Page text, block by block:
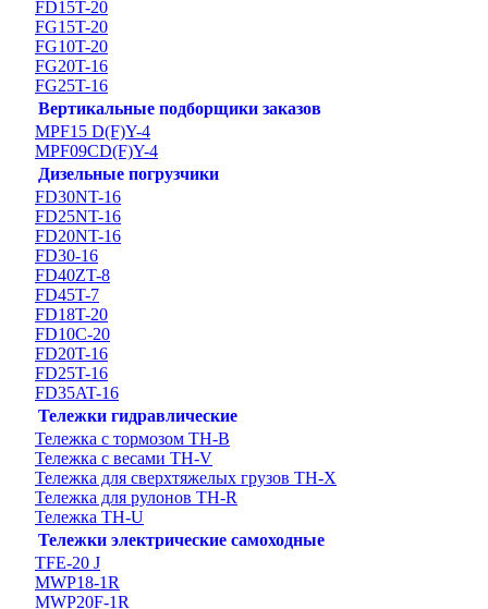
FD15T-20
FG15T-20
FG10T-20
FG20T-16
FG25T-16
Вертикальные подборщики заказов
MPF15 D(F)Y-4
MPF09CD(F)Y-4
Дизельные погрузчики
FD30NT-16
FD25NT-16
FD20NT-16
FD30-16
FD40ZT-8
FD45T-7
FD18T-20
FD10C-20
FD20T-16
FD25T-16
FD35AT-16
Тележки гидравлические
Тележка с тормозом TH-B
Тележка с весами TH-V
Тележка для сверхтяжелых грузов TH-X
Тележка для рулонов TH-R
Тележка TH-U
Тележки электрические самоходные
TFE-20 J
MWP18-1R
MWP20F-1R